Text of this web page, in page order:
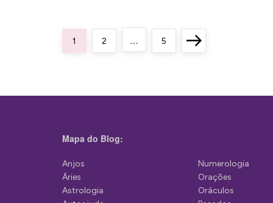
P
a
i
a
ç
ã
Page
1 Page
2 … Page
5 Next
Mapa do Blog:
Anjos
Áries
Astrologia
Numerologia
Orações
Oráculos